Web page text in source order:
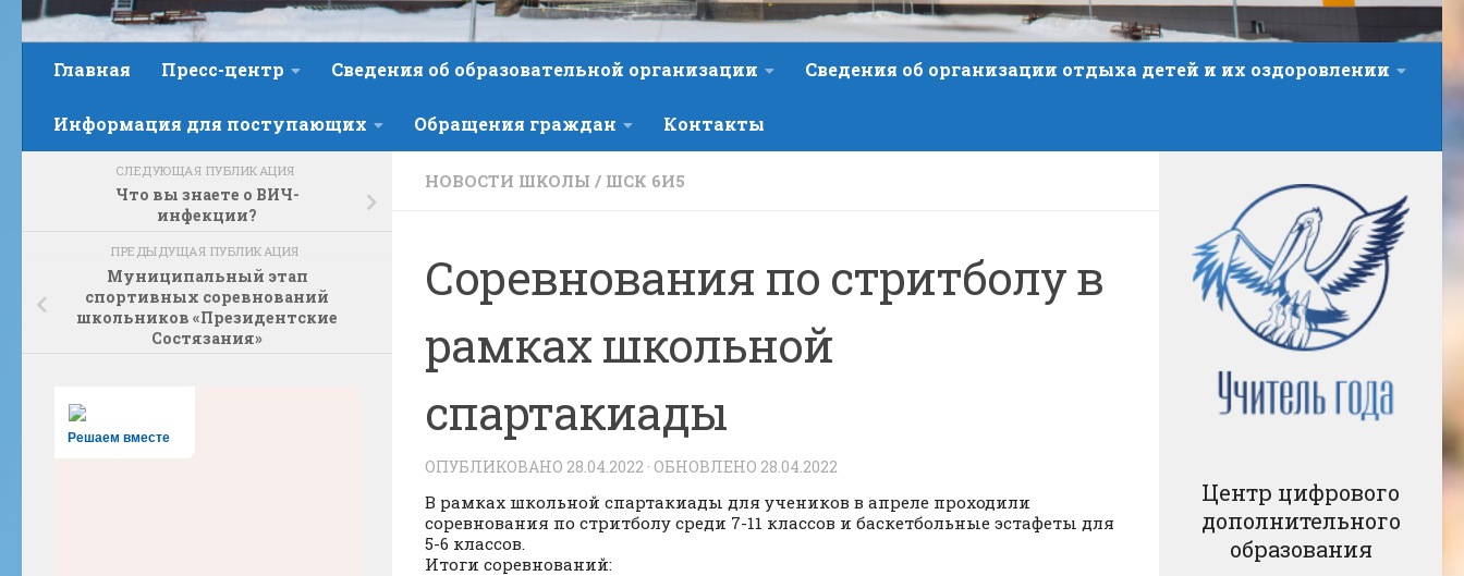
Главная Пресс-центр Сведения об образовательной организации Сведения об организации отдыха детей и их оздоровлении
Информация для поступающих Обращения граждан Контакты
НОВОСТИ ШКОЛЫ / ШСК 6И5
Соревнования по стритболу в
рамках школьной
спартакиады
ОПУБЛИКОВАНО 28.04.2022 · ОБНОВЛЕНО 28.04.2022
В рамках школьной спартакиады для учеников в апреле проходили
соревнования по стритболу среди 7-11 классов и баскетбольные эстафеты для
5-6 классов.
Итоги соревнований:
СЛЕДУЮЩАЯ ПУБЛИКАЦИЯ
Что вы знаете о ВИЧ-
инфекции?
ПРЕДЫДУЩАЯ ПУБЛИКАЦИЯ
Муниципальный этап
спортивных соревнований
школьников «Президентские
Состязания»
Решаем вместе
Центр цифрового
дополнительного
образования